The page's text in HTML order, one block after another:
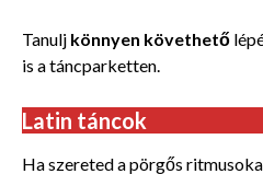
Tanulj könnyen követhető
is a táncparketten.
Latin táncok
Ha szereted a pörgős